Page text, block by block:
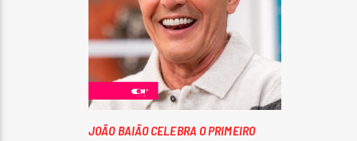
JOÃO BAIÃO CELEBRA O PRIMEIRO